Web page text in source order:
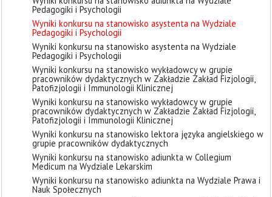
Pedagogiki i Psychologii
Wyniki konkursu na stanowisko asystenta na Wydziale
Pedagogiki i Psychologii
Wyniki konkursu na stanowisko asystenta na Wydziale
Pedagogiki i Psychologii
Wyniki konkursu na stanowisko wykładowcy w grupie
pracowników dydaktycznych w Zakładzie Zakład Fizjologii,
Patofizjologii i Immunologii Klinicznej
Wyniki konkursu na stanowisko wykładowcy w grupie
pracowników dydaktycznych w Zakładzie Zakład Fizjologii,
Patofizjologii i Immunologii Klinicznej
Wyniki konkursu na stanowisko lektora języka angielskiego w
grupie pracowników dydaktycznych
Wyniki konkursu na stanowisko adiunkta w Collegium
Medicum na Wydziale Lekarskim
Wyniki konkursu na stanowisko adiunkta na Wydziale Prawa i
Nauk Społecznych